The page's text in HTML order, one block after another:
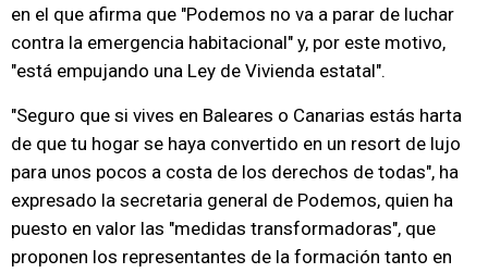
en el que afirma que "Podemos no va a parar de luchar
contra la emergencia habitacional" y, por este motivo,
"está empujando una Ley de Vivienda estatal".
"Seguro que si vives en Baleares o Canarias estás harta
de que tu hogar se haya convertido en un resort de lujo
para unos pocos a costa de los derechos de todas", ha
expresado la secretaria general de Podemos, quien ha
puesto en valor las "medidas transformadoras", que
proponen los representantes de la formación tanto en